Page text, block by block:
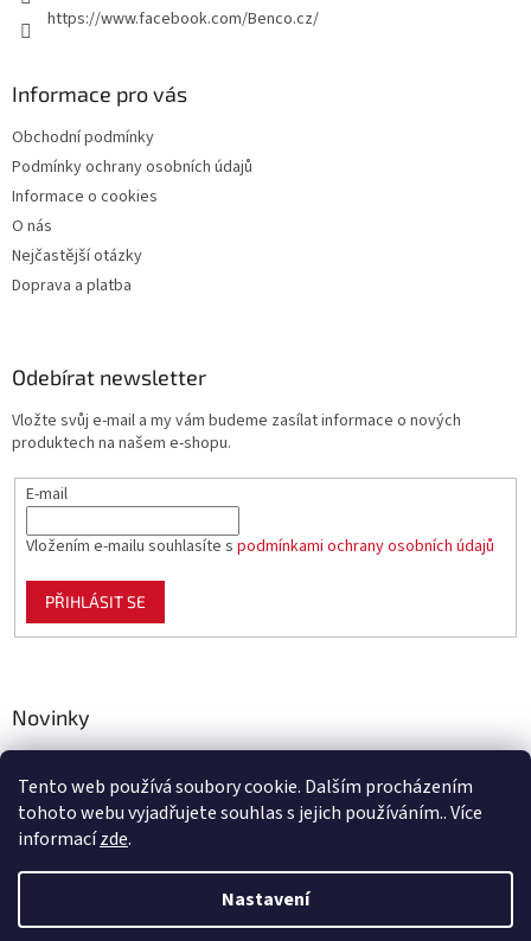
Tento web používá soubory cookie. Dalším procházením
tohoto webu vyjadřujete souhlas s jejich používáním.. Více
informacízde.
Nastavení
Vážení zákazníci, ve čtvrtek 6. 8. 2026 bude naše společnost z důvodu
https://www.facebook.com/Benco.cz/
Informace pro vás
Obchodní podmínky
Podmínky ochrany osobních údajů
Informace o cookies
O nás
Nejčastější otázky
Doprava a platba
Odebírat newsletter
Vložte svůj e-mail a my vám budeme zasílat informace o nových
produktech na našem e-shopu.
E-mail
Vložením e-mailu souhlasíte s podmínkami ochrany osobních údajů
PŘIHLÁSIT SE
Novinky
zahradu, chov i domácnost